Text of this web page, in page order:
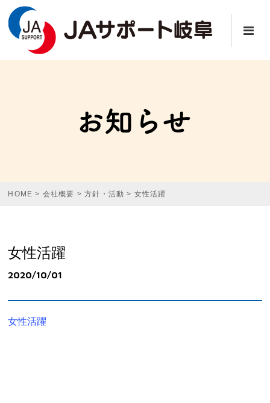
HOME > 会社概要 >方針・活動 > 女性活躍
女性活躍
2020/10/01
女性活躍